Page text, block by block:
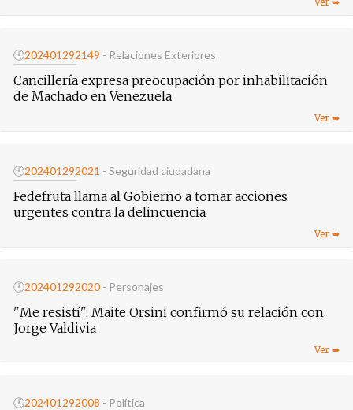
🕐202401292149 - Relaciones Exteriores
Cancillería expresa preocupación por inhabilitación
de Machado en Venezuela
🕐202401292021 - Seguridad ciudadana
Fedefruta llama al Gobierno a tomar acciones
urgentes contra la delincuencia
🕐202401292020 - Personajes
"Me resistí": Maite Orsini confirmó su relación con
Jorge Valdivia
🕐202401292008 - Política